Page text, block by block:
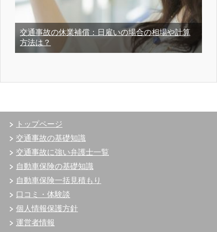
交通事故の休業補償：日雇いの場合の相場や計算
方法は？
トップページ
交通事故の基礎知識
交通事故に強い弁護士一覧
自動車保険の基礎知識
自動車保険一括見積もり
口コミ・体験談
個人情報保護方針
運営者情報